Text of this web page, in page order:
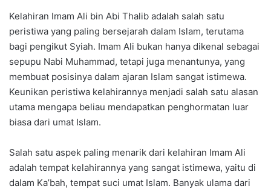
Kelahiran Imam Ali bin Abi Thalib adalah salah satu
peristiwa yang paling bersejarah dalam Islam, terutama
bagi pengikut Syiah. Imam Ali bukan hanya dikenal sebagai
sepupu Nabi Muhammad, tetapi juga menantunya, yang
membuat posisinya dalam ajaran Islam sangat istimewa.
Keunikan peristiwa kelahirannya menjadi salah satu alasan
utama mengapa beliau mendapatkan penghormatan luar
biasa dari umat Islam.
Salah satu aspek paling menarik dari kelahiran Imam Ali
adalah tempat kelahirannya yang sangat istimewa, yaitu di
dalam Ka’bah, tempat suci umat Islam. Banyak ulama dari